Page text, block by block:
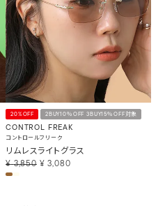
20%OFF 2BUY10％OFF 3BUY15％OFF対象
CONTROL FREAK
コントロールフリーク
リムレスライトグラス
¥ 3,850 ¥ 3,080